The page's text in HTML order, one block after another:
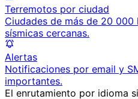
Terremotos por ciudad
Ciudades de más de 20
sísmicas cercanas.
Alertas
Notificaciones por email y
importantes.
El enrutamiento por idioma